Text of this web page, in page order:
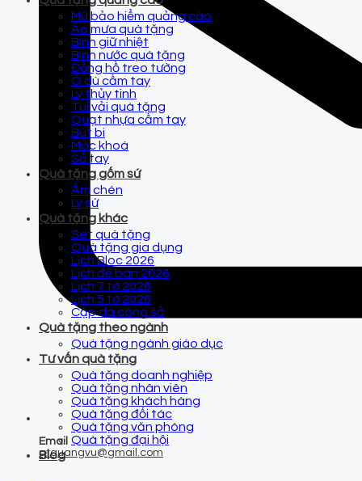
Email
qtquangvu@gmail.com
Mũ bảo hiểm quảng cáo
Áo mưa quà tặng
Bình giữ nhiệt
Bình nước quà tặng
Đồng hồ treo tường
Ô dù cầm tay
Ly thủy tinh
Túi vải quà tặng
Quạt nhựa cầm tay
Bút bi
Móc khoá
Sổ tay
Quà tặng gốm sứ
Ấm chén
Ly sứ
Quà tặng khác
Set quà tặng
Quà tặng gia dụng
Lịch Bloc 2026
Lịch để bàn 2026
Lịch 7 tờ 2026
Lịch 5 tờ 2026
Cặp da công sở
Quà tặng theo ngành
Quà tặng ngành giáo dục
Tư vấn quà tặng
Quà tặng doanh nghiệp
Quà tặng nhân viên
Quà tặng khách hàng
Quà tặng đối tác
Quà tặng văn phòng
Quà tặng đại hội
Blog